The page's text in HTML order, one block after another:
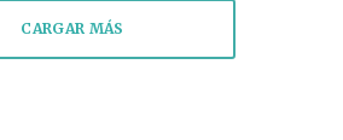
CARGAR MÁS